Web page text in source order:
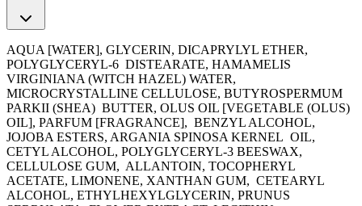
AQUA [WATER], GLYCERIN, DICAPRYLYL ETHER,
POLYGLYCERYL-6 DISTEARATE, HAMAMELIS
VIRGINIANA (WITCH HAZEL) WATER,
MICROCRYSTALLINE CELLULOSE, BUTYROSPERMUM
PARKII (SHEA) BUTTER, OLUS OIL [VEGETABLE (OLUS)
OIL], PARFUM [FRAGRANCE], BENZYL ALCOHOL,
JOJOBA ESTERS, ARGANIA SPINOSA KERNEL OIL,
CETYL ALCOHOL, POLYGLYCERYL-3 BEESWAX,
CELLULOSE GUM, ALLANTOIN, TOCOPHERYL
ACETATE, LIMONENE, XANTHAN GUM, CETEARYL
ALCOHOL, ETHYLHEXYLGLYCERIN, PRUNUS